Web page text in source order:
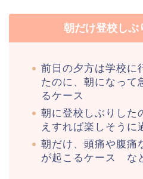
朝だけ登校しぶ
前日の夕方は学校に
たのに、朝になって
るケース
朝に登校しぶりした
えすれば楽しそうに
朝だけ、頭痛や腹痛
が起こるケース な